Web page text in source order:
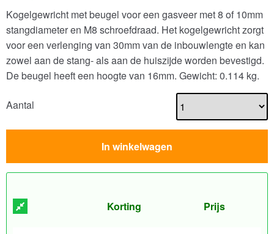
Kogelgewricht met beugel voor een gasveer met 8 of 10mm
stangdiameter en M8 schroefdraad. Het kogelgewricht zorgt
voor een verlenging van 30mm van de inbouwlengte en kan
zowel aan de stang- als aan de huiszijde worden bevestigd.
De beugel heeft een hoogte van 16mm. Gewicht: 0.114 kg.
Aantal
In winkelwagen
Korting Prijs